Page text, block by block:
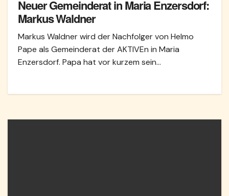
Neuer Gemeinderat in Maria Enzersdorf:
Markus Waldner
Markus Waldner wird der Nachfolger von Helmo
Pape als Gemeinderat der AKTIVEn in Maria
Enzersdorf. Papa hat vor kurzem sein…